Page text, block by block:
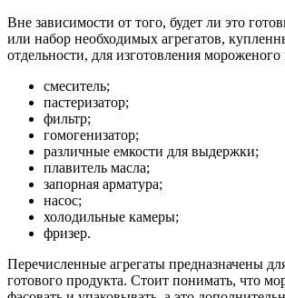
Вне зависимости от того, будет ли это
или набор необходимых агрегатов,
отдельности, для изготовления мороженого
смеситель;
пастеризатор;
фильтр;
гомогенизатор;
различные емкости для выдержки;
плавитель масла;
запорная арматура;
насос;
холодильные камеры;
фризер.
Перечисленные агрегаты предназначены
готового продукта. Стоит понимать, что